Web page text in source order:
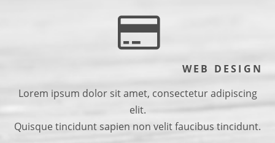
WEB DESIGN
Lorem ipsum dolor sit amet, consectetur adipiscing
elit.
Quisque tincidunt sapien non velit faucibus tincidunt.